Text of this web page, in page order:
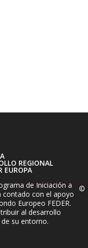
REGIONAL
EUROPA
de Iniciación a
contado con el apoyo
Europeo FEDER.
al desarrollo
su entorno.
©